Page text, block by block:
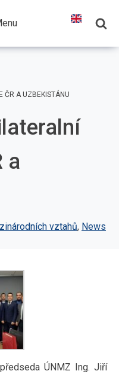
ČR A UZBEKISTÁNU
a
vztahů, News
ÚNMZ Ing. Jiří